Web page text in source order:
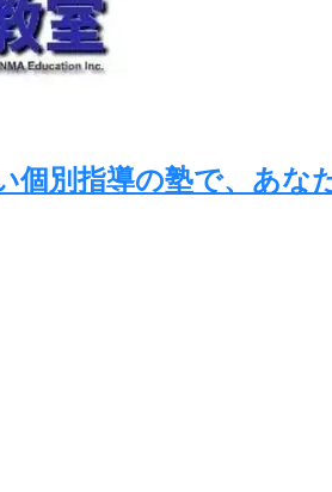
個別指導の塾で、あな